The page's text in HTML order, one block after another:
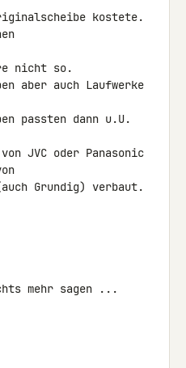
kostete.
nicht so.
aber auch Laufwerke
passten dann u.U.
JVC oder Panasonic
Grundig) verbaut.
mehr sagen ...